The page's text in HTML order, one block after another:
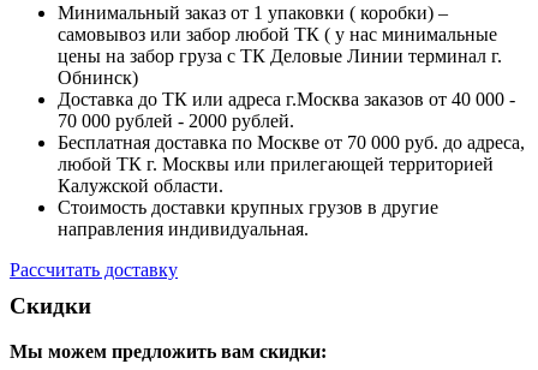
Минимальный заказ от 1 упаковки ( коробки) –
самовывоз или забор любой ТК ( у нас минимальные
цены на забор груза с ТК Деловые Линии терминал г.
Обнинск)
Доставка до ТК или адреса г.Москва заказов от 40 000 -
70 000 рублей - 2000 рублей.
Бесплатная доставка по Москве от 70 000 руб. до адреса,
любой ТК г. Москвы или прилегающей территорией
Калужской области.
Стоимость доставки крупных грузов в другие
направления индивидуальная.
Рассчитать доставку
Скидки
Мы можем предложить вам скидки: